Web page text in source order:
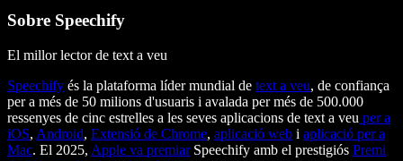
Sobre Speechify
El millor lector de text a veu
Speechify és la plataforma líder mundial de text a veu, de confiança
per a més de 50 milions d'usuaris i avalada per més de 500.000
ressenyes de cinc estrelles a les seves aplicacions de text a veu per a
iOS, Android, Extensió de Chrome, aplicació web i aplicació per a
Mac. El 2025, Apple va premiarSpeechify amb el prestigiós Premi